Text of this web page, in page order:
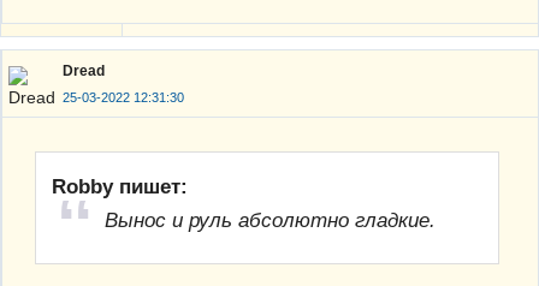
Dread
25-03-2022 12:31:30
Robby пишет:
Вынос и руль абсолютно гладкие.